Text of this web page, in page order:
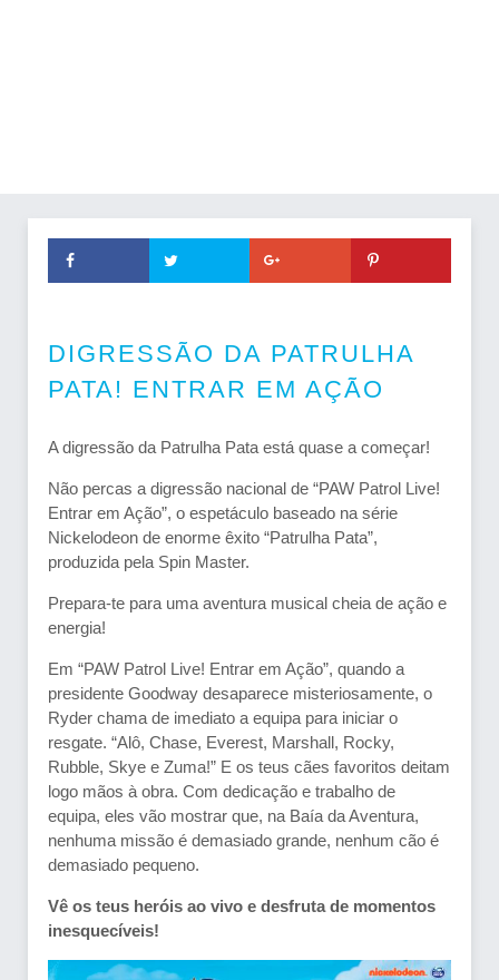
DIGRESSÃO DA PATRULHA
PATA! ENTRAR EM AÇÃO
A digressão da Patrulha Pata está quase a começar!
Não percas a digressão nacional de “PAW Patrol Live!
Entrar em Ação”, o espetáculo baseado na série
Nickelodeon de enorme êxito “Patrulha Pata”,
produzida pela Spin Master.
Prepara-te para uma aventura musical cheia de ação e
energia!
Em “PAW Patrol Live! Entrar em Ação”, quando a
presidente Goodway desaparece misteriosamente, o
Ryder chama de imediato a equipa para iniciar o
resgate. “Alô, Chase, Everest, Marshall, Rocky,
Rubble, Skye e Zuma!” E os teus cães favoritos deitam
logo mãos à obra. Com dedicação e trabalho de
equipa, eles vão mostrar que, na Baía da Aventura,
nenhuma missão é demasiado grande, nenhum cão é
demasiado pequeno.
Vê os teus heróis ao vivo e desfruta de momentos
inesquecíveis!